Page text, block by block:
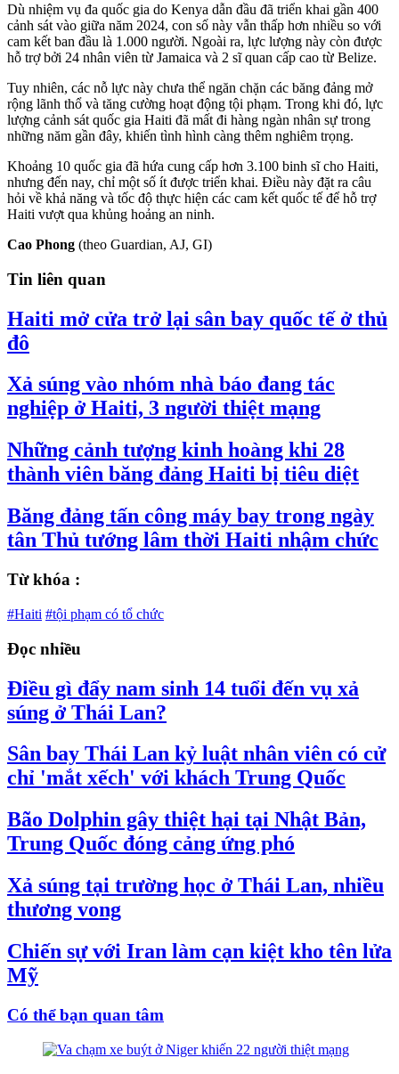
Dù nhiệm vụ đa quốc gia do Kenya dẫn đầu đã triển khai gần 400
cảnh sát vào giữa năm 2024, con số này vẫn thấp hơn nhiều so với
cam kết ban đầu là 1.000 người. Ngoài ra, lực lượng này còn được
hỗ trợ bởi 24 nhân viên từ Jamaica và 2 sĩ quan cấp cao từ Belize.
Tuy nhiên, các nỗ lực này chưa thể ngăn chặn các băng đảng mở
rộng lãnh thổ và tăng cường hoạt động tội phạm. Trong khi đó, lực
lượng cảnh sát quốc gia Haiti đã mất đi hàng ngàn nhân sự trong
những năm gần đây, khiến tình hình càng thêm nghiêm trọng.
Khoảng 10 quốc gia đã hứa cung cấp hơn 3.100 binh sĩ cho Haiti,
nhưng đến nay, chỉ một số ít được triển khai. Điều này đặt ra câu
hỏi về khả năng và tốc độ thực hiện các cam kết quốc tế để hỗ trợ
Haiti vượt qua khủng hoảng an ninh.
Cao Phong (theo Guardian, AJ, GI)
Tin liên quan
Haiti mở cửa trở lại sân bay quốc tế ở thủ
đô
Xả súng vào nhóm nhà báo đang tác
nghiệp ở Haiti, 3 người thiệt mạng
Những cảnh tượng kinh hoàng khi 28
thành viên băng đảng Haiti bị tiêu diệt
Băng đảng tấn công máy bay trong ngày
tân Thủ tướng lâm thời Haiti nhậm chức
Từ khóa :
#Haiti #tội phạm có tổ chức
Đọc nhiều
Điều gì đẩy nam sinh 14 tuổi đến vụ xả
súng ở Thái Lan?
Sân bay Thái Lan kỷ luật nhân viên có cử
chỉ 'mắt xếch' với khách Trung Quốc
Bão Dolphin gây thiệt hại tại Nhật Bản,
Trung Quốc đóng cảng ứng phó
Xả súng tại trường học ở Thái Lan, nhiều
thương vong
Chiến sự với Iran làm cạn kiệt kho tên lửa
Mỹ
Có thể bạn quan tâm